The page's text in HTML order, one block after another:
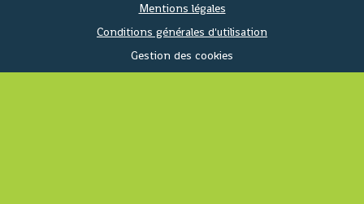
Mentions légales
Conditions générales d'utilisation
Gestion des cookies